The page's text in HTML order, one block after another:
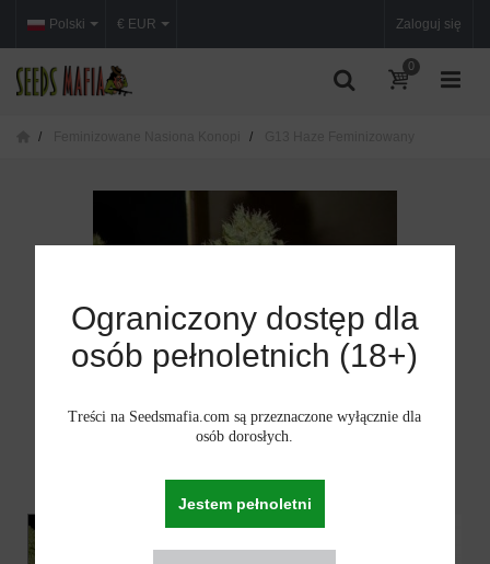
Polski Zaloguj się
€ EUR
0
Ograniczony dostęp dla
osób pełnoletnich (18+)
Treści na Seedsmafia.com są przeznaczone wyłącznie dla
osób dorosłych.
Jestem pełnoletni